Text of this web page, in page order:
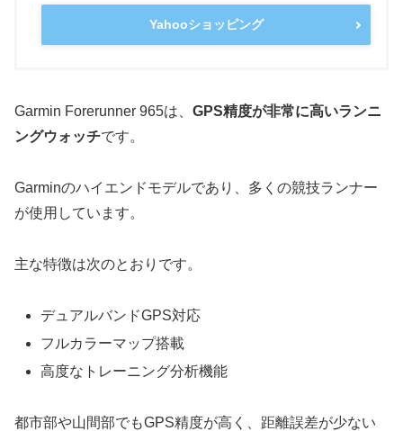
Yahooショッピング
Garmin Forerunner 965は、 GPS精度が非常に高いランニ
ングウォッチです。
Garminのハイエンドモデルであり、多くの競技ランナー
が使用しています。
主な特徴は次のとおりです。
デュアルバンドGPS対応
フルカラーマップ搭載
高度なトレーニング分析機能
都市部や山間部でもGPS精度が高く、距離誤差が少ない